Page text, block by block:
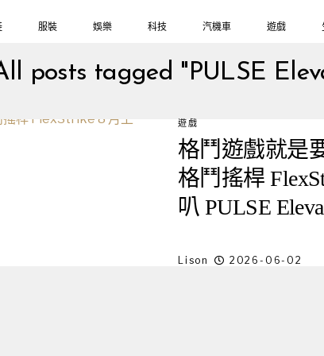
服裝 娛樂 科技 汽機車 遊戲
posts tagged "PULSE
遊戲
格鬥遊戲就是
格鬥搖桿
叭 PULSE
Lison 2026-06-02